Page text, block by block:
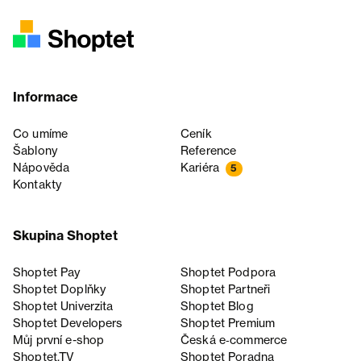
Informace
Co umíme
Ceník
Šablony
Reference
Nápověda
Kariéra 5
Kontakty
Skupina Shoptet
Shoptet Pay
Shoptet Podpora
Shoptet Doplňky
Shoptet Partneři
Shoptet Univerzita
Shoptet Blog
Shoptet Developers
Shoptet Premium
Můj první e-shop
Česká e‑commerce
Shoptet.TV
Shoptet Poradna